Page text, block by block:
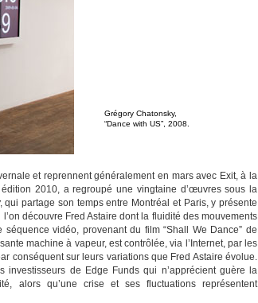
Grégory Chatonsky,
“Dance with US”, 2008.
et reprennent généralement en mars avec Exit, à la
2010, a regroupé une vingtaine d’œuvres sous la
, qui partage son temps entre Montréal et Paris, y présente
découvre Fred Astaire dont la fluidité des mouvements
vidéo, provenant du film “Shall We Dance” de
machine à vapeur, est contrôlée, via l’Internet, par les
conséquent sur leurs variations que Fred Astaire évolue.
investisseurs de Edge Funds qui n’apprécient guère la
alors qu’une crise et ses fluctuations représentent